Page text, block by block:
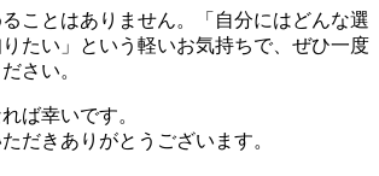
ことはありません。「自分にはどんな選
たい」という軽いお気持ちで、ぜひ一度
さい。
ば幸いです。
だきありがとうございます。